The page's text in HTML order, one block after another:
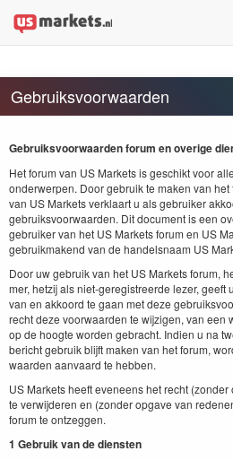
Gebruiksvoorwaarden
Gebruiksvoor­waar­den forum en overige
Het forum van US Mar­kets is geschikt voor
onder­w­er­pen. Door gebruik te mak­en van
van US Mar­kets verk­laart u als gebruik­er
gebruiksvoor­waar­den. Dit doc­u­ment is een
gebruik­er van het US Mar­kets forum en US
gebruik­mak­end van de han­del­snaam US
Door uw gebruik van het US Mar­kets forum,
mer, het­z­ij als niet-gereg­istreerde lez­er,
van en akko­ord te gaan met deze
recht deze voor­waar­den te wijzi­gen, van een
op de hoogte wor­den gebracht. Indi­en u na
bericht gebruik bli­jft mak­en van het forum,
waar­den aan­vaard te hebben.
US Mar­kets heeft eve­neens het recht
te ver­wi­jderen en (zon­der opgave van
forum te ontzeggen.
1 Gebruik van de diensten